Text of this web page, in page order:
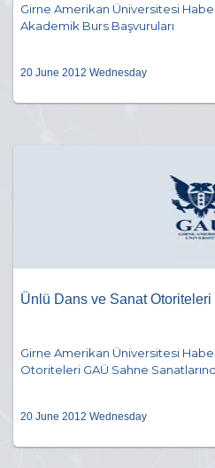
Girne Amerikan Üniversitesi
Akademik Burs Başvuruları
20 June 2012 Wednesday
Ünlü Dans ve Sanat
Girne Amerikan Üniversitesi
Otoriteleri GAÜ Sahne
20 June 2012 Wednesday